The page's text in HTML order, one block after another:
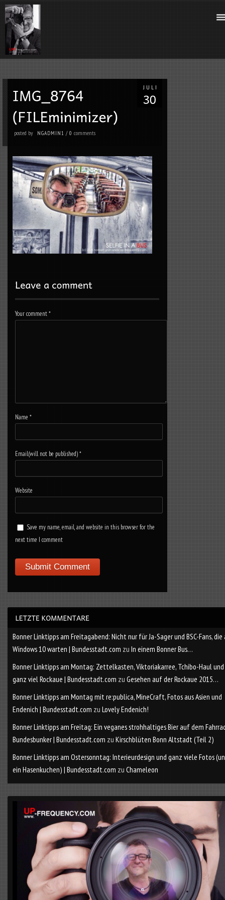
JULI
posted by NGADMIN1 /0comments
Your comment*
Name*
Email(will not be published)*
Website
Save my name, email, and website in this browser for the
next time I comment
Bonner Linktipps am Freitagabend: Nicht nur für Ja-Sager und BSC-Fans,
Windows 10 warten | Bundesstadt.com zu In einem Bonner Bus…
Bonner Linktipps am Montag: Zettelkasten, Viktoriakarree, Tchibo-Haul und
ganz viel Rockaue | Bundesstadt.com zu Gesehen auf der Rockaue 2015…
Bonner Linktipps am Montag mit re:publica, MineCraft, Fotos aus Asien und
Endenich | Bundesstadt.com zu Lovely Endenich!
Bonner Linktipps am Freitag: Ein veganes strohhaltiges Bier auf dem
Bundesbunker | Bundesstadt.com zu Kirschblüten Bonn Altstadt (Teil 2)
Bonner Linktipps am Ostersonntag: Interieurdesign und ganz viele Fotos
ein Hasenkuchen) | Bundesstadt.com zu Chameleon